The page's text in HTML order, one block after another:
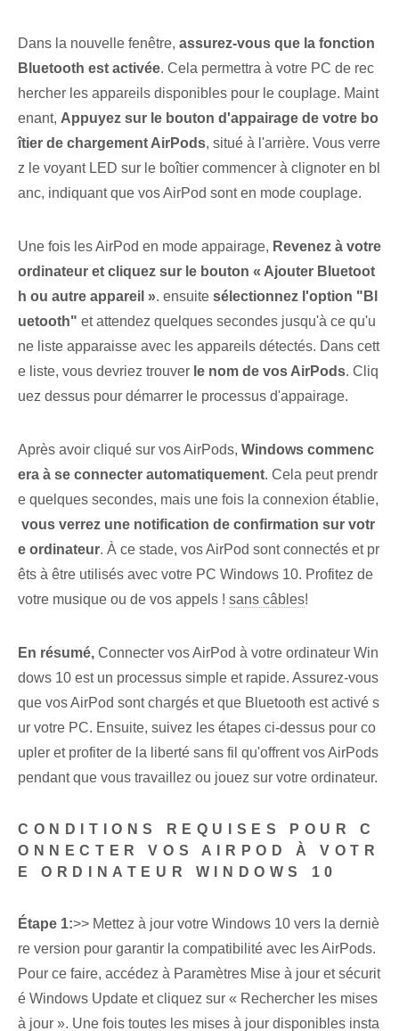
Dans la nouvelle fenêtre, assurez-vous que la fonction
Bluetooth est activée. Cela permettra⁢ à votre PC de rec
hercher les appareils disponibles pour le couplage. Maint
enant, Appuyez sur le bouton d'appairage de votre bo
îtier de chargement AirPods, situé à l'arrière. Vous verre
z le voyant LED sur le boîtier commencer à clignoter en bl
anc, indiquant que vos AirPod sont en mode couplage.
Une fois les AirPod en mode appairage, Revenez à votre
ordinateur et cliquez sur le bouton « Ajouter Bluetoot
h ou autre appareil ». ensuite sélectionnez l'option "Bl
uetooth" et attendez quelques secondes jusqu'à ce qu'u
ne liste apparaisse avec les appareils détectés. Dans cett
e liste, vous devriez trouver le nom de vos AirPods. ⁢Cliq
uez​ dessus pour⁣ démarrer le processus d'appairage.
Après avoir cliqué sur vos AirPods, Windows commenc
era à se connecter automatiquement.⁤ Cela peut prendr
e quelques secondes, mais une fois la connexion établie,
vous verrez une notification de confirmation sur votr
e ordinateur. À ce stade, vos AirPod sont connectés et pr
êts à être utilisés avec votre PC Windows 10. Profitez de
votre musique ou de vos appels ! sans câbles!
En résumé, Connecter vos AirPod à⁢ votre⁤ ordinateur Win
dows 10 est un processus simple et rapide. ​Assurez-vous
que vos AirPod sont chargés et que Bluetooth est activé s
ur votre⁢ PC. Ensuite, suivez les étapes ci-dessus pour co
upler et profiter de la liberté sans fil qu'offrent vos AirPods
pendant que vous travaillez ou jouez sur votre ordinateur.
CONDITIONS REQUISES POUR C
ONNECTER VOS AIRPOD À VOTR
E ORDINATEUR WINDOWS 10
Étape 1:>> Mettez à jour votre Windows 10 vers la derniè
re version pour garantir la compatibilité avec les AirPods.
Pour ce faire, accédez à Paramètres Mise à jour et sécurit
é Windows Update et cliquez sur « Rechercher les mises
à jour ». Une fois toutes les mises à jour disponibles insta